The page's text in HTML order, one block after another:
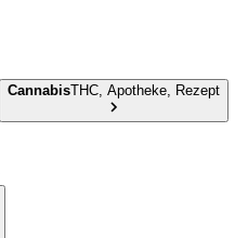
CannabisTHC, Apotheke, Rezept